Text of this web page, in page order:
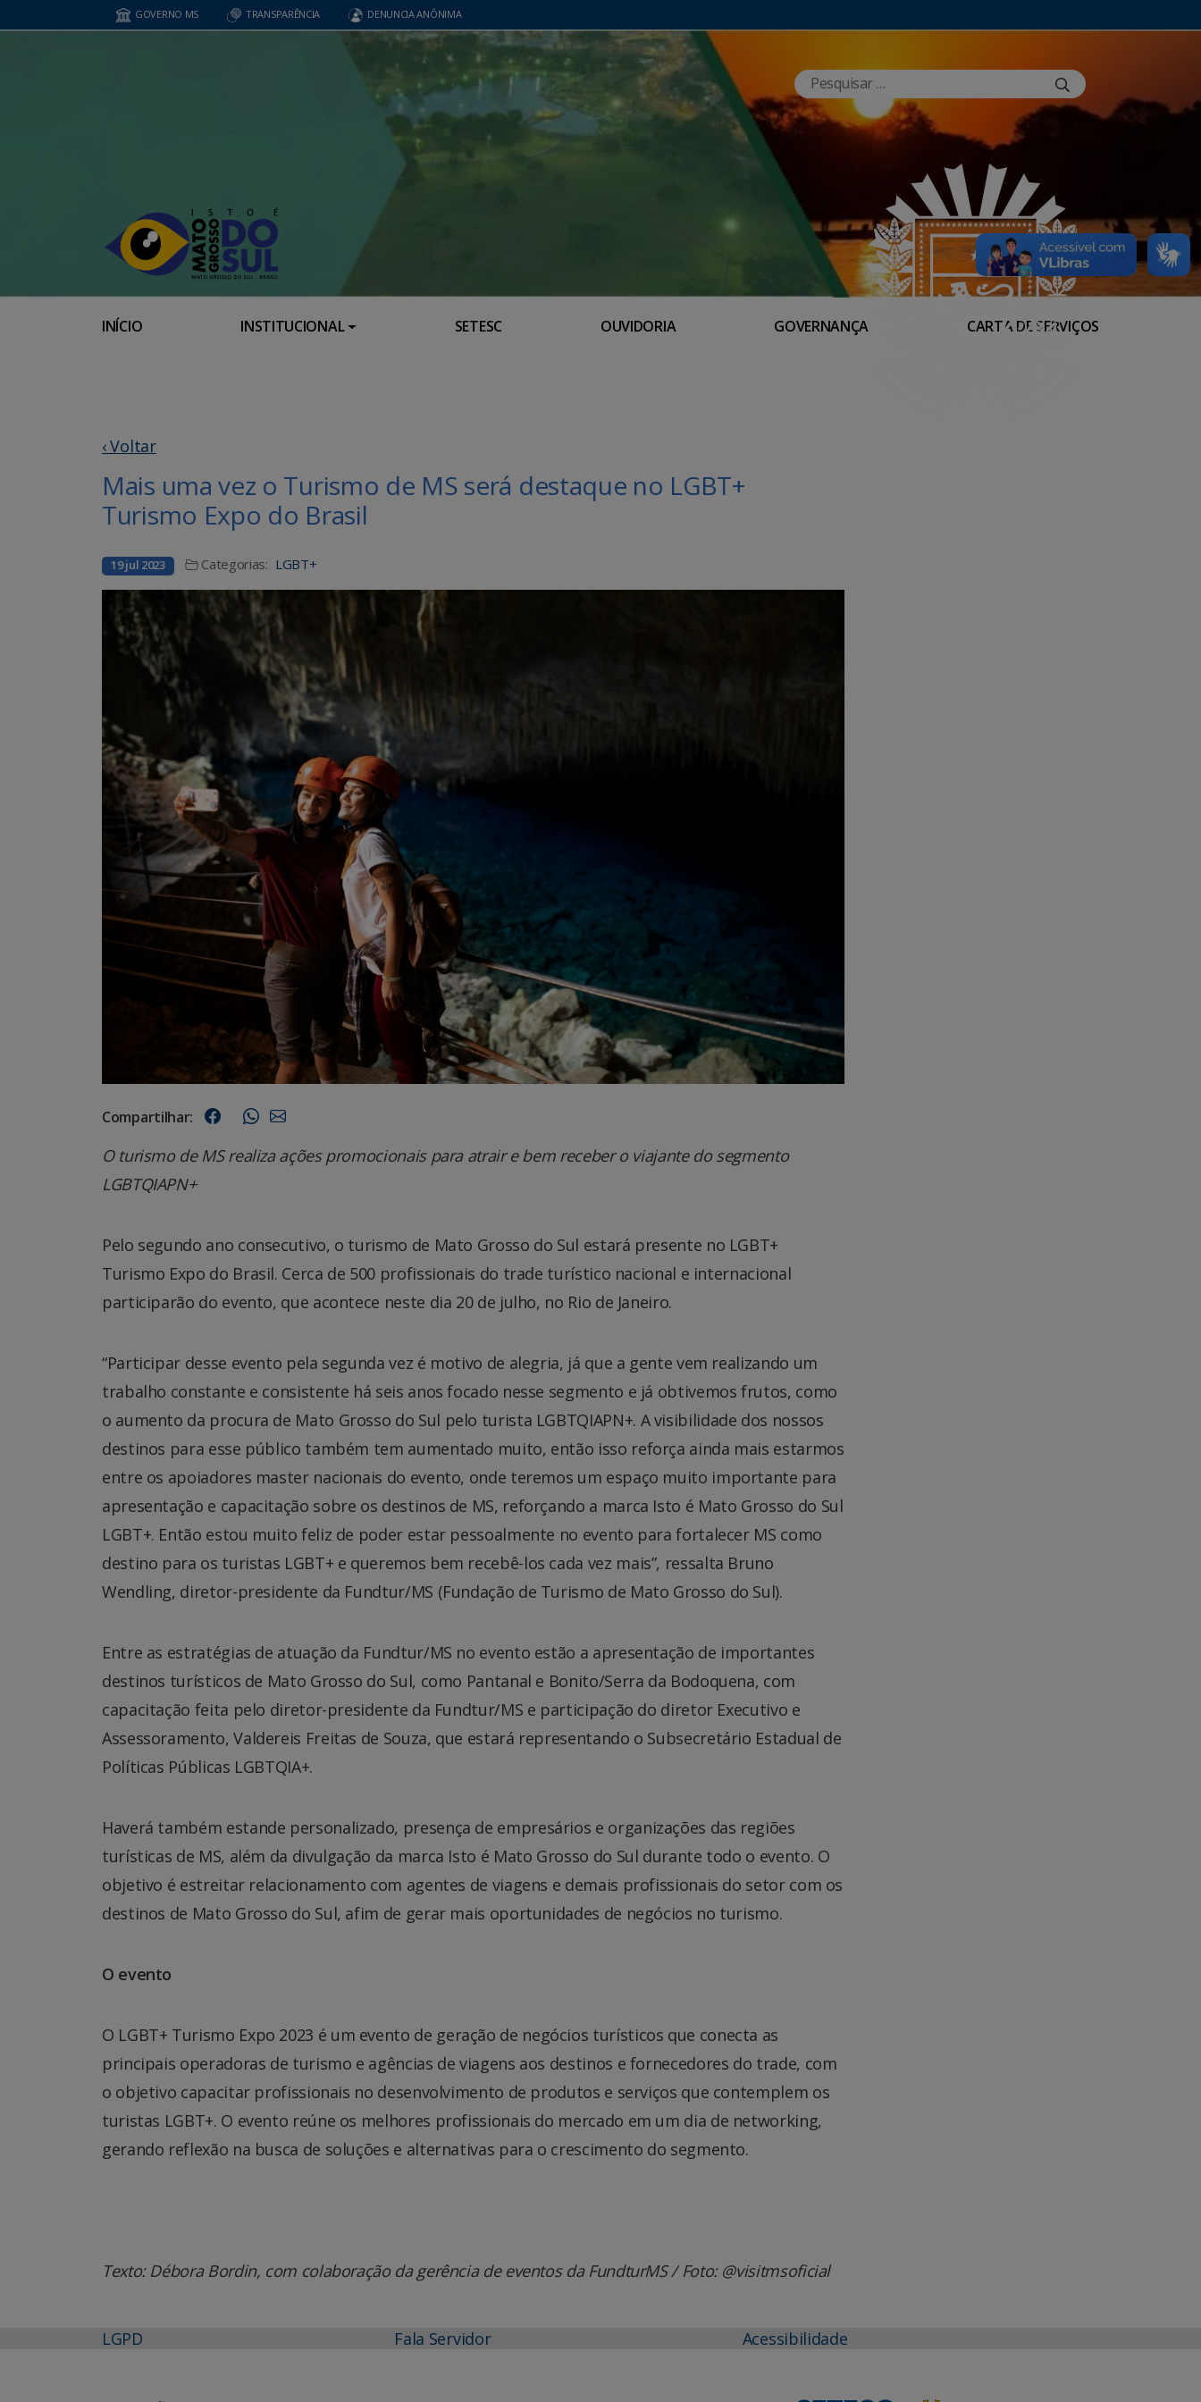
GOVERNO MS TRANSPARÊNCIA DENUNCIA ANÔNIMA
INÍCIO INSTITUCIONAL SETESC OUVIDORIA GOVERNANÇA CARTA DE SERVIÇOS
‹ Voltar
Mais uma vez o Turismo de MS será destaque no LGBT+
Turismo Expo do Brasil
19 jul 2023 Categorias: LGBT+
Compartilhar:
O turismo de MS realiza ações promocionais para atrair e bem receber o viajante do segmento
LGBTQIAPN+
Pelo segundo ano consecutivo, o turismo de Mato Grosso do Sul estará presente no LGBT+
Turismo Expo do Brasil. Cerca de 500 profissionais do trade turístico nacional e internacional
participarão do evento, que acontece neste dia 20 de julho, no Rio de Janeiro.
“Participar desse evento pela segunda vez é motivo de alegria, já que a gente vem realizando um
trabalho constante e consistente há seis anos focado nesse segmento e já obtivemos frutos, como
o aumento da procura de Mato Grosso do Sul pelo turista LGBTQIAPN+. A visibilidade dos nossos
destinos para esse público também tem aumentado muito, então isso reforça ainda mais estarmos
entre os apoiadores master nacionais do evento, onde teremos um espaço muito importante para
apresentação e capacitação sobre os destinos de MS, reforçando a marca Isto é Mato Grosso do Sul
LGBT+. Então estou muito feliz de poder estar pessoalmente no evento para fortalecer MS como
destino para os turistas LGBT+ e queremos bem recebê-los cada vez mais”, ressalta Bruno
Wendling, diretor-presidente da Fundtur/MS (Fundação de Turismo de Mato Grosso do Sul).
Entre as estratégias de atuação da Fundtur/MS no evento estão a apresentação de importantes
destinos turísticos de Mato Grosso do Sul, como Pantanal e Bonito/Serra da Bodoquena, com
capacitação feita pelo diretor-presidente da Fundtur/MS e participação do diretor Executivo e
Assessoramento, Valdereis Freitas de Souza, que estará representando o Subsecretário Estadual de
Políticas Públicas LGBTQIA+.
Haverá também estande personalizado, presença de empresários e organizações das regiões
turísticas de MS, além da divulgação da marca Isto é Mato Grosso do Sul durante todo o evento. O
objetivo é estreitar relacionamento com agentes de viagens e demais profissionais do setor com os
destinos de Mato Grosso do Sul, afim de gerar mais oportunidades de negócios no turismo.
O evento
O LGBT+ Turismo Expo 2023 é um evento de geração de negócios turísticos que conecta as
principais operadoras de turismo e agências de viagens aos destinos e fornecedores do trade, com
o objetivo capacitar profissionais no desenvolvimento de produtos e serviços que contemplem os
turistas LGBT+. O evento reúne os melhores profissionais do mercado em um dia de networking,
gerando reflexão na busca de soluções e alternativas para o crescimento do segmento.
Texto: Débora Bordin, com colaboração da gerência de eventos da FundturMS / Foto: @visitmsoficial
LGPD Fala Servidor Acessibilidade